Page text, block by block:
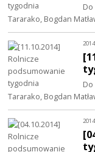
Tararako, Bogdan
Tararako, Bogdan